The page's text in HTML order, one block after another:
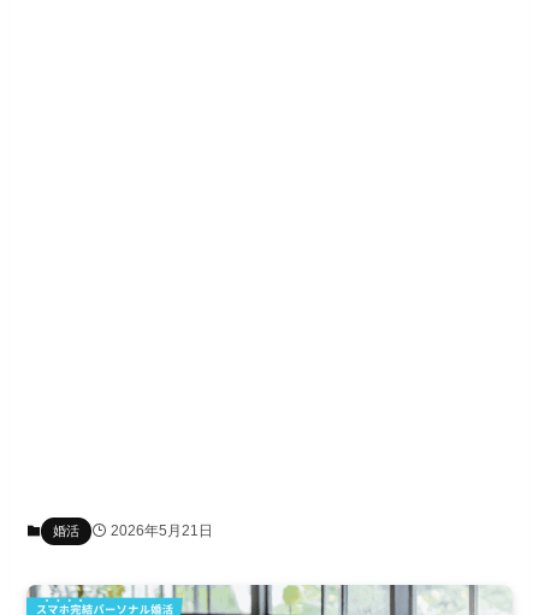
婚活 2026年5月21日